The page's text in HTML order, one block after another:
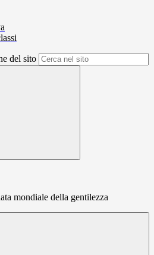
del sito
mondiale della gentilezza